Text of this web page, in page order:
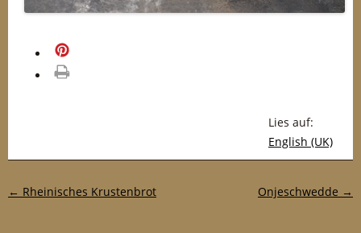
Lies auf:
English (UK)
Post-Navigation
← Rheinisches Krustenbrot Onjeschwedde →